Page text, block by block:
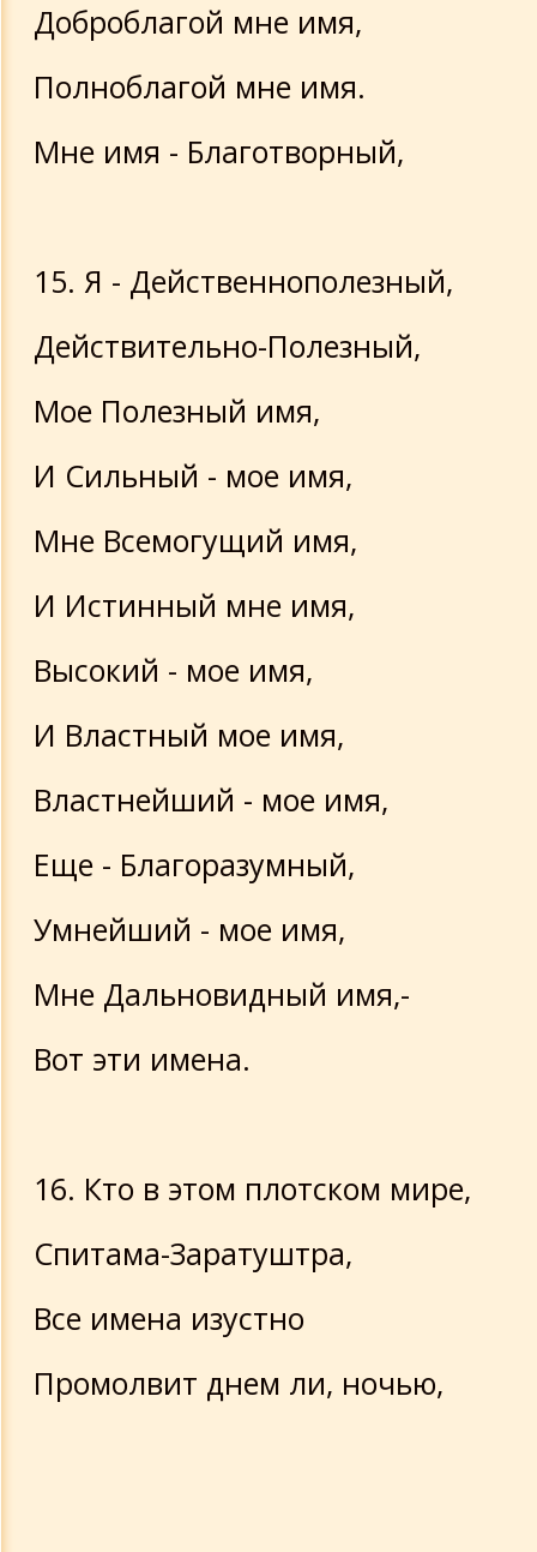
Доброблагой мне имя,
Полноблагой мне имя.
Мне имя - Благотворный,
15. Я - Действеннополезный,
Действительно-Полезный,
Мое Полезный имя,
И Сильный - мое имя,
Мне Всемогущий имя,
И Истинный мне имя,
Высокий - мое имя,
И Властный мое имя,
Властнейший - мое имя,
Еще - Благоразумный,
Умнейший - мое имя,
Мне Дальновидный имя,-
Вот эти имена.
16. Кто в этом плотском мире,
Спитама-Заратуштра,
Все имена изустно
Промолвит днем ли, ночью,